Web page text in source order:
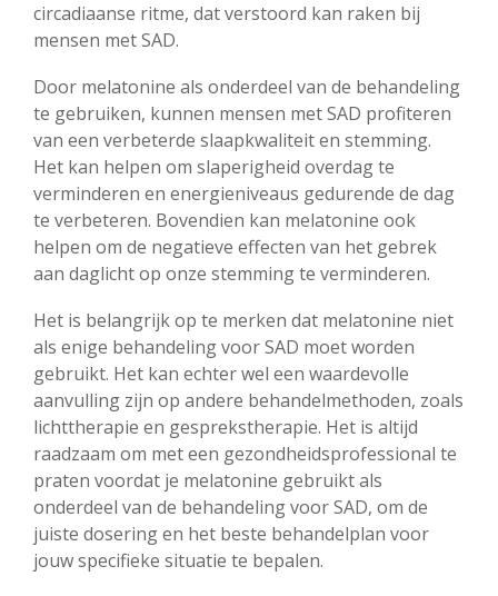
circadiaanse ritme, dat verstoord kan raken bij
mensen met SAD.
Door melatonine als onderdeel van de behandeling
te gebruiken, kunnen mensen met SAD profiteren
van een verbeterde slaapkwaliteit en stemming.
Het kan helpen om slaperigheid overdag te
verminderen en energieniveaus gedurende de dag
te verbeteren. Bovendien kan melatonine ook
helpen om de negatieve effecten van het gebrek
aan daglicht op onze stemming te verminderen.
Het is belangrijk op te merken dat melatonine niet
als enige behandeling voor SAD moet worden
gebruikt. Het kan echter wel een waardevolle
aanvulling zijn op andere behandelmethoden, zoals
lichttherapie en gesprekstherapie. Het is altijd
raadzaam om met een gezondheidsprofessional te
praten voordat je melatonine gebruikt als
onderdeel van de behandeling voor SAD, om de
juiste dosering en het beste behandelplan voor
jouw specifieke situatie te bepalen.